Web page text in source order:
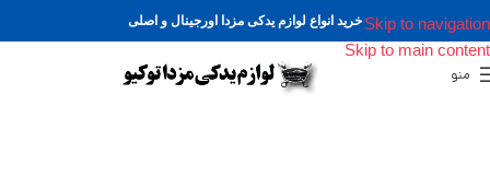
Skip to navigation
Skip to main content
خرید انواع لوازم یدکی مزدا اورجینال و اصلی
منو